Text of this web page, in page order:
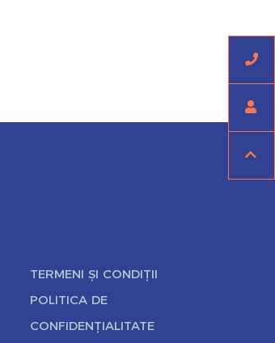
TERMENI ȘI CONDIȚII
POLITICA DE
CONFIDENȚIALITATE